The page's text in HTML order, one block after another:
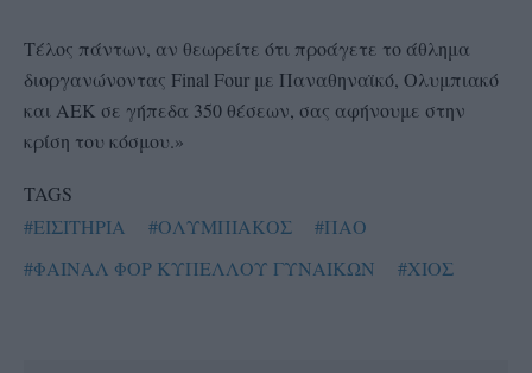
Τέλος πάντων, αν θεωρείτε ότι προάγετε το άθλημα
διοργανώνοντας Final Four με Παναθηναϊκό, Ολυμπιακό
και ΑΕΚ σε γήπεδα 350 θέσεων, σας αφήνουμε στην
κρίση του κόσμου.»
TAGS
#ΕΙΣΙΤΗΡΙΑ
#ΟΛΥΜΠΙΑΚΟΣ
#ΠΑΟ
#ΦΑΙΝΑΛ ΦΟΡ ΚΥΠΕΛΛΟΥ ΓΥΝΑΙΚΩΝ
#ΧΙΟΣ